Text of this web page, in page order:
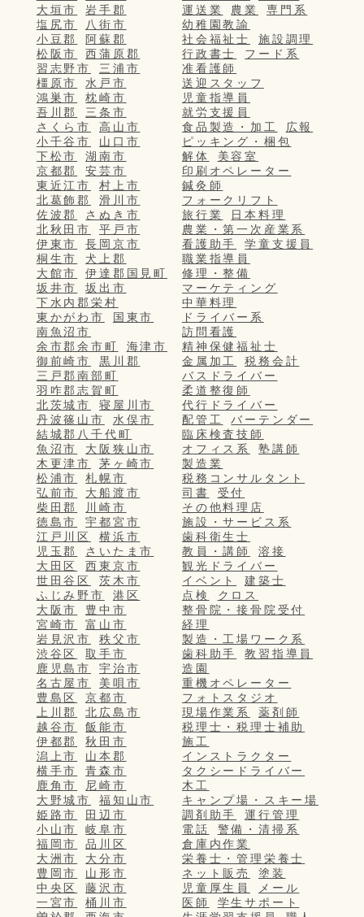
大垣市
岩手郡
塩尻市
八街市
小豆郡
阿蘇郡
松阪市
西蒲原郡
習志野市
三浦市
橿原市
水戸市
鴻巣市
枕崎市
吾川郡
三条市
さくら市
高山市
小千谷市
山口市
下松市
湖南市
京都郡
安芸市
東近江市
村上市
北葛飾郡
滑川市
佐波郡
さぬき市
北秋田市
平戸市
伊東市
長岡京市
桐生市
犬上郡
大館市
伊達郡国見町
坂井市
坂出市
下水内郡栄村
東かがわ市
国東市
南魚沼市
余市郡余市町
海津市
御前崎市
黒川郡
三戸郡南部町
羽咋郡志賀町
北茨城市
寝屋川市
丹波篠山市
水俣市
結城郡八千代町
魚沼市
大阪狭山市
木更津市
茅ヶ崎市
松浦市
札幌市
弘前市
大船渡市
柴田郡
川崎市
徳島市
宇都宮市
江戸川区
横浜市
児玉郡
さいたま市
大田区
西東京市
世田谷区
茨木市
ふじみ野市
港区
大阪市
豊中市
宮崎市
富山市
岩見沢市
秩父市
渋谷区
取手市
鹿児島市
宇治市
名古屋市
美唄市
豊島区
京都市
上川郡
北広島市
越谷市
飯能市
伊都郡
秋田市
潟上市
山本郡
横手市
青森市
鹿角市
尼崎市
大野城市
福知山市
姫路市
田辺市
小山市
岐阜市
福岡市
品川区
大洲市
大分市
豊岡市
山形市
中央区
藤沢市
一宮市
桶川市
運送業
農業
専門系
幼稚園教諭
社会福祉士
施設調理
行政書士
フード系
准看護師
送迎スタッフ
児童指導員
就労支援員
食品製造・加工
広報
ピッキング・梱包
解体
美容室
印刷オペレーター
鍼灸師
フォークリフト
旅行業
日本料理
農業・第一次産業系
看護助手
学童支援員
職業指導員
修理・整備
マーケティング
中華料理
ドライバー系
訪問看護
精神保健福祉士
金属加工
税務会計
バスドライバー
柔道整復師
代行ドライバー
配管工
バーテンダー
臨床検査技師
オフィス系
塾講師
製造業
税務コンサルタント
司書
受付
その他料理店
施設・サービス系
歯科衛生士
教員・講師
溶接
観光ドライバー
イベント
建築士
点検
クロス
整骨院・接骨院受付
経理
製造・工場ワーク系
歯科助手
教習指導員
造園
重機オペレーター
フォトスタジオ
現場作業系
薬剤師
税理士・税理士補助
施工
インストラクター
タクシードライバー
木工
キャンプ場・スキー場
調剤助手
運行管理
電話
警備・清掃系
倉庫内作業
栄養士・管理栄養士
ネット販売
塗装
児童厚生員
メール
医師
学生サポート